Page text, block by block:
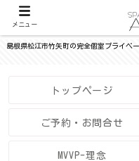
島根県松江市竹矢町の完全個室プライベ
トップページ
ご予約・お問合せ
MVVP-理念
メニュー